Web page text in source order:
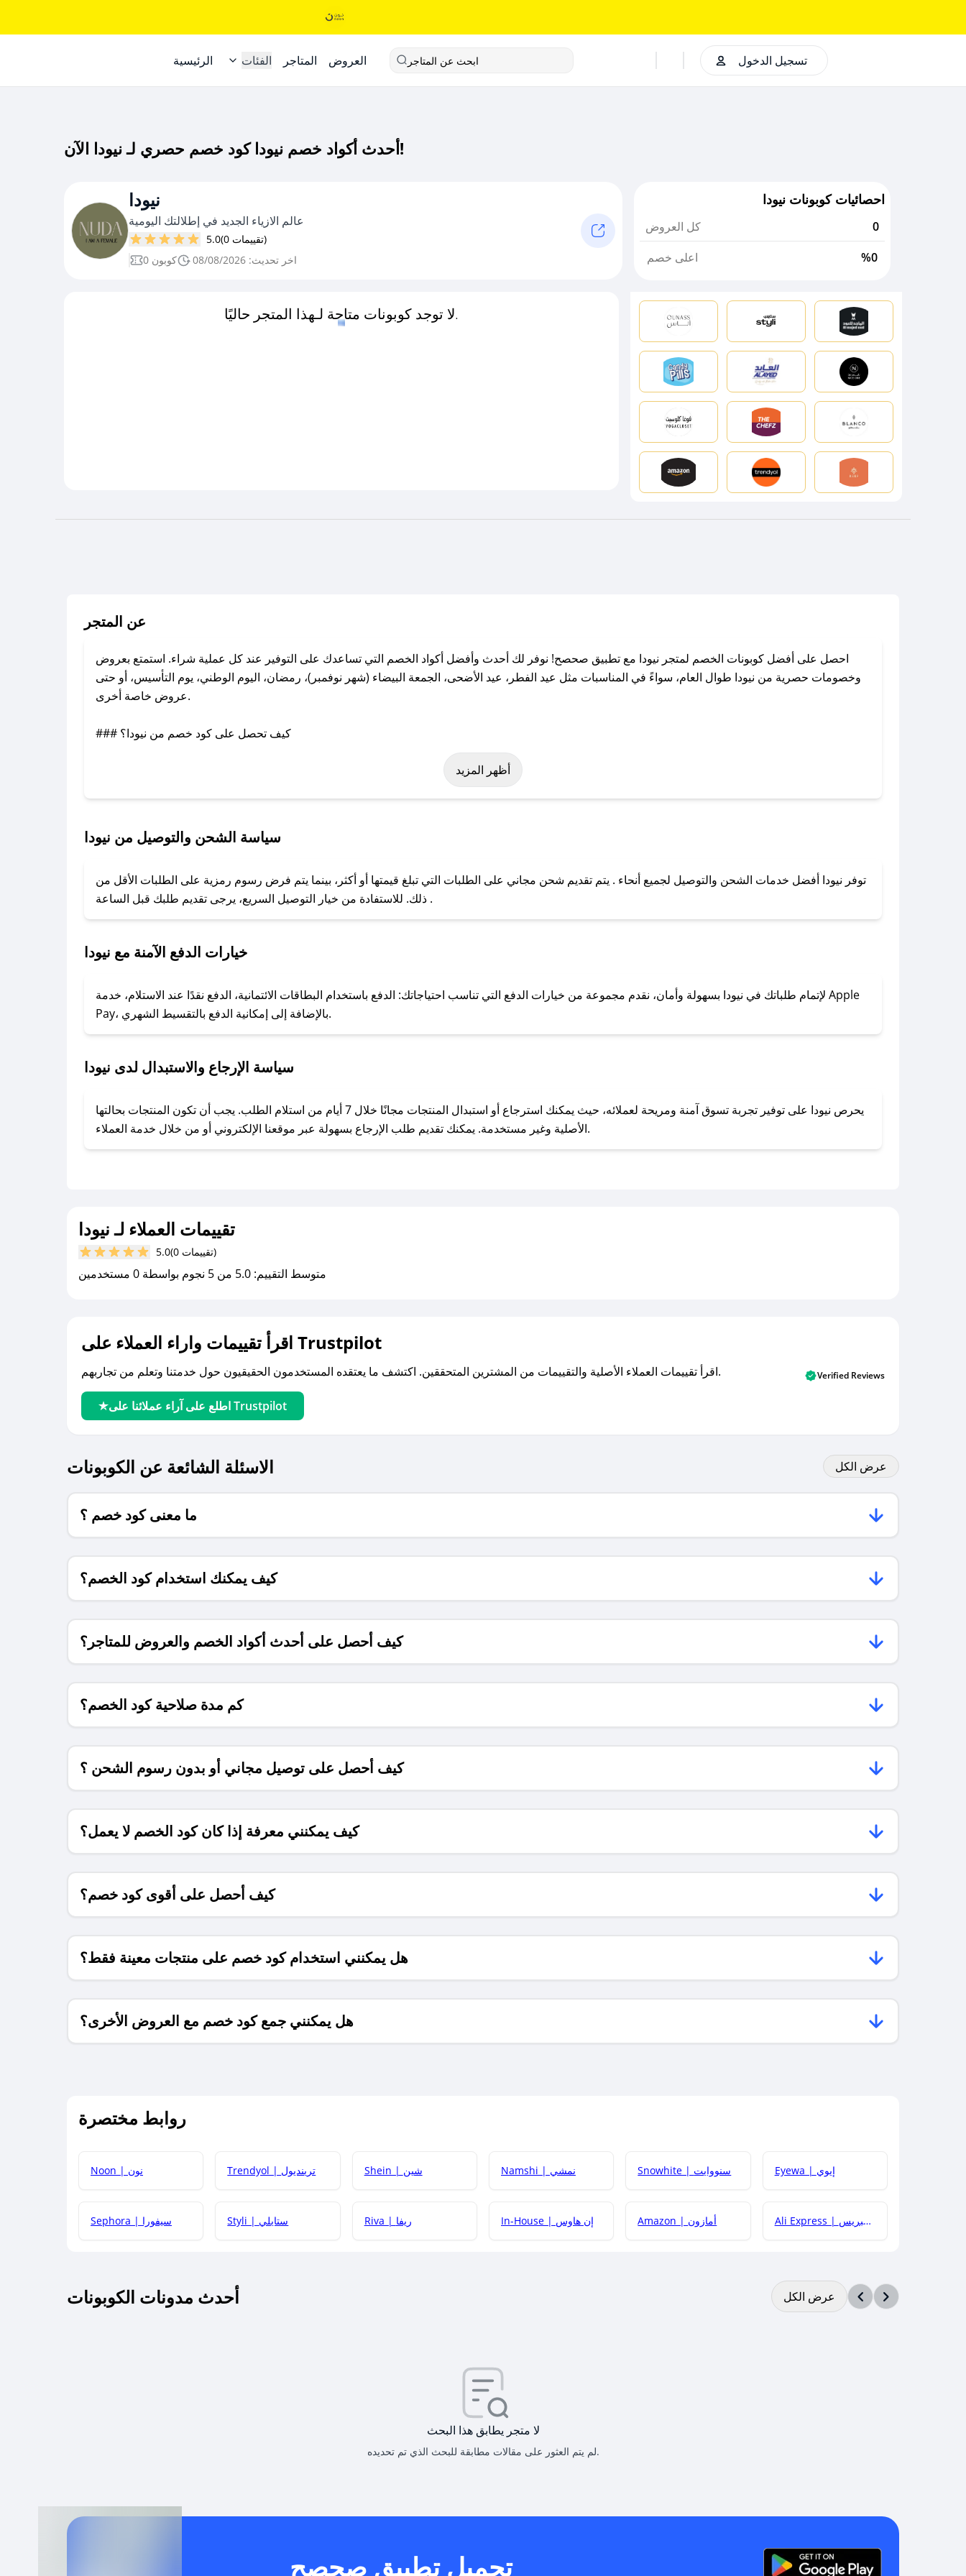
الرئيسية الفئات المتاجر العروض ابحث عن المتاجر تسجيل الدخول
أحدث أكواد خصم نيودا كود خصم حصري لـ نيودا الآن!
نيودا
عالم الازياء الجديد في إطلالتك اليومية
5.0
(0 تقييمات)
0 كوبون
اخر تحديث: 08/08/2026
احصائيات كوبونات نيودا
كل العروض
0
اعلى خصم
%0
لا توجد كوبونات متاحة لـهذا المتجر حاليًا.
عن المتجر
احصل على أفضل كوبونات الخصم لمتجر نيودا مع تطبيق صحصح! نوفر لك أحدث وأفضل أكواد الخصم التي تساعدك على التوفير عند كل عملية شراء. استمتع بعروض
وخصومات حصرية من نيودا طوال العام، سواءً في المناسبات مثل عيد الفطر، عيد الأضحى، الجمعة البيضاء (شهر نوفمبر)، رمضان، اليوم الوطني، يوم التأسيس، أو حتى
عروض خاصة أخرى.
### كيف تحصل على كود خصم من نيودا؟
باستخدام تطبيق صحصح، يمكنك العثور بسهولة على كود خصم نيودا. وفي حال عدم توفر الكوبون، تواصل معنا عبر تويتر أو البريد الإلكتروني لإضافته بسرعة.
لا تقلق! يمكنك التواصل مع فريق دعم صحصح عبر الرسائل الخاصة على تويتر أو البريد الإلكتروني، وسنقوم بحل المشكلة في أسرع وقت ممكن.
### ماذا أفعل إذا لم أجد كود خصم لمتجري المفضل؟
للحصول على كوبونات وخصومات حصرية، قم بما يلي:
- اضغط على أيقونة متابعة لمتجر نيودا في تطبيق صحصح.
- تابع حسابنا الرسمي على تويتر وقم بتفعيل زر التنبيهات.
أظهر المزيد
سياسة الشحن والتوصيل من نيودا
توفر نيودا أفضل خدمات الشحن والتوصيل لجميع أنحاء . يتم تقديم شحن مجاني على الطلبات التي تبلغ قيمتها أو أكثر، بينما يتم فرض رسوم رمزية على الطلبات الأقل من
ذلك. للاستفادة من خيار التوصيل السريع، يرجى تقديم طلبك قبل الساعة .
خيارات الدفع الآمنة مع نيودا
لإتمام طلباتك في نيودا بسهولة وأمان، نقدم مجموعة من خيارات الدفع التي تناسب احتياجاتك: الدفع باستخدام البطاقات الائتمانية، الدفع نقدًا عند الاستلام، خدمة Apple
Pay، بالإضافة إلى إمكانية الدفع بالتقسيط الشهري.
سياسة الإرجاع والاستبدال لدى نيودا
يحرص نيودا على توفير تجربة تسوق آمنة ومريحة لعملائه، حيث يمكنك استرجاع أو استبدال المنتجات مجانًا خلال 7 أيام من استلام الطلب. يجب أن تكون المنتجات بحالتها
الأصلية وغير مستخدمة. يمكنك تقديم طلب الإرجاع بسهولة عبر موقعنا الإلكتروني أو من خلال خدمة العملاء.
تقييمات العملاء لـ نيودا
5.0 (0 تقييمات)
متوسط التقييم: 5.0 من 5 نجوم بواسطة 0 مستخدمين
اقرأ تقييمات واراء العملاء على Trustpilot
اقرأ تقييمات العملاء الأصلية والتقييمات من المشترين المتحققين. اكتشف ما يعتقده المستخدمون الحقيقيون حول خدمتنا وتعلم من تجاربهم.
اطلع على آراء عملائنا على Trustpilot
Verified Reviews
الاسئلة الشائعة عن الكوبونات عرض الكل
ما معنى كود خصم ؟
كيف يمكنك استخدام كود الخصم؟
كيف أحصل على أحدث أكواد الخصم والعروض للمتاجر؟
كم مدة صلاحية كود الخصم؟
كيف أحصل على توصيل مجاني أو بدون رسوم الشحن ؟
كيف يمكنني معرفة إذا كان كود الخصم لا يعمل؟
كيف أحصل على أقوى كود خصم؟
هل يمكنني استخدام كود خصم على منتجات معينة فقط؟
هل يمكنني جمع كود خصم مع العروض الأخرى؟
روابط مختصرة
Noon | نون Trendyol | ترينديول Shein | شين Namshi | نمشي Snowhite | سنووايت Eyewa | إيوي
Sephora | سيفورا Styli | ستايلي Riva | ريفا In-House | إن هاوس Amazon | أمازون Ali Express | علي إكسبريس
أحدث مدونات الكوبونات عرض الكل
لا متجر يطابق هذا البحث
لم يتم العثور على مقالات مطابقة للبحث الذي تم تحديده.
تحميل تطبيق صحصح